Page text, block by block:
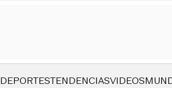
DEPORTESTENDENCIASVIDEOS